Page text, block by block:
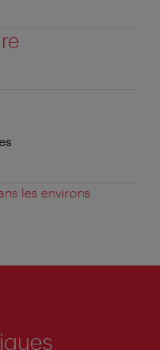
les environs